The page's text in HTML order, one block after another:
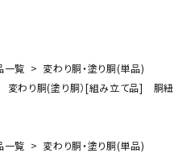
一覧
変わり胴・塗り胴(単品)
変わり胴(塗り胴）[組み立て品] 胴紐
一覧
変わり胴・塗り胴(単品)